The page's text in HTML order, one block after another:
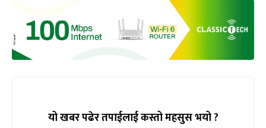
यो खबर पढेर तपाईलाई कस्तो महसुस भयो ?